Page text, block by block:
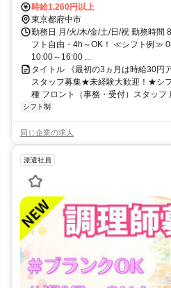
時給1,260円以上
東京都府中市
勤務日 月/火/木/金/土/日/祝 勤務時間
フト自由・4h～OK！ ≪シフト例≫
10:00～16:00 ...
タイトル 《最初の3ヵ月は時給30円
スタッフ募集★未経験大歓迎！★シ
種 フロント（事務・受付）スタッフ
シフト制
同じ企業の求人
派遣社員